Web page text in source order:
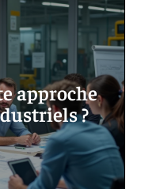
approche
?